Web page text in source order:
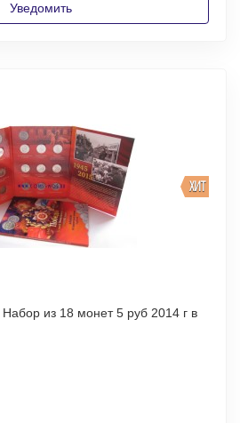
Уведомить
ХИТ